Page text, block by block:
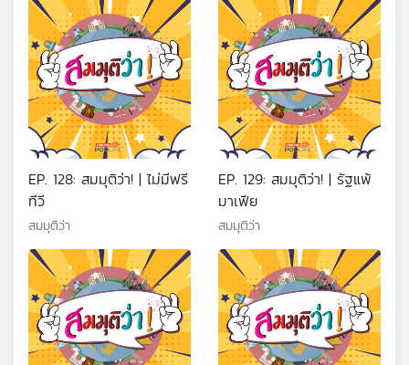
EP. 128: สมมุติว่า! | ไม่มีฟรี
ทีวี
สมมุติว่า
EP. 129: สมมุติว่า! | รัฐแพ้
มาเฟีย
สมมุติว่า